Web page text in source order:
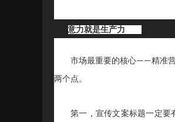
注意力就是生产力
市场最重要的核心——精准
两个点。
第一，宣传文案标题一定要